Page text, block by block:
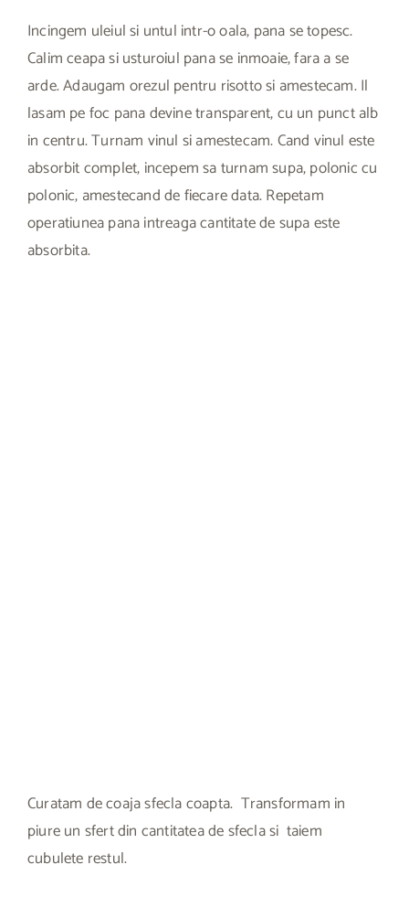
Incingem uleiul si untul intr-o oala, pana se topesc.
Calim ceapa si usturoiul pana se inmoaie, fara a se
arde. Adaugam orezul pentru risotto si amestecam. Il
lasam pe foc pana devine transparent, cu un punct alb
in centru. Turnam vinul si amestecam. Cand vinul este
absorbit complet, incepem sa turnam supa, polonic cu
polonic, amestecand de fiecare data. Repetam
operatiunea pana intreaga cantitate de supa este
absorbita.
Curatam de coaja sfecla coapta. Transformam in
piure un sfert din cantitatea de sfecla si taiem
cubulete restul.